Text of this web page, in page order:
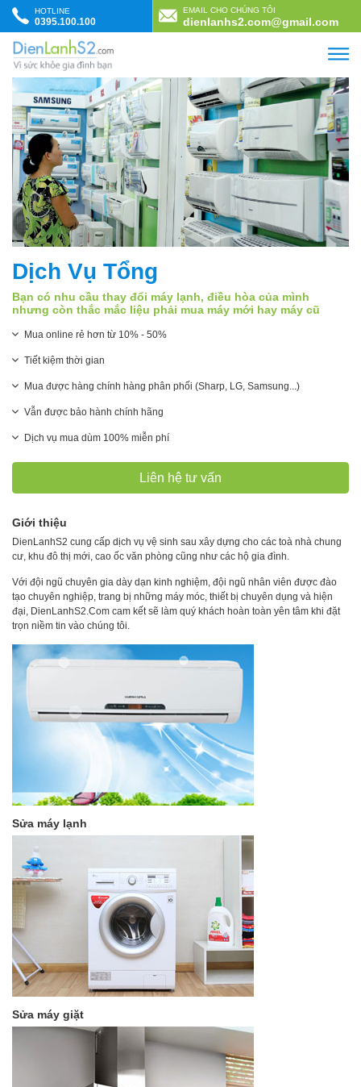
Skip to content
HOTLINE
0395.100.100
EMAIL CHO CHÚNG TÔI
dienlanhs2.com@gmail.com
Dịch Vụ Tổng
Bạn có nhu cầu thay đổi máy lạnh, điều hòa của mình
nhưng còn thắc mắc liệu phải mua máy mới hay máy cũ
Mua online rẻ hơn từ 10% - 50%
Tiết kiệm thời gian
Mua được hàng chính hàng phân phối (Sharp, LG, Samsung...)
Vẫn được bảo hành chính hãng
Dịch vụ mua dùm 100% miễn phí
Liên hệ tư vấn
Giới thiệu
DienLanhS2 cung cấp dịch vụ vệ sinh sau xây dựng cho các toà nhà chung
cư, khu đô thị mới, cao ốc văn phòng cũng như các hộ gia đình.
Với đội ngũ chuyên gia dày dạn kinh nghiệm, đội ngũ nhân viên được đào
tạo chuyên nghiệp, trang bị những máy móc, thiết bị chuyên dụng và hiện
đại, DienLanhS2.Com cam kết sẽ làm quý khách hoàn toàn yên tâm khi đặt
trọn niềm tin vào chúng tôi.
Sửa máy lạnh
Sửa máy giặt